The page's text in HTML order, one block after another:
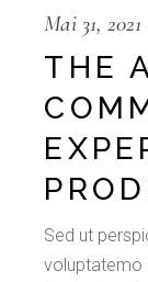
Mai 31, 2021
THE
Sed ut
voluptatemo